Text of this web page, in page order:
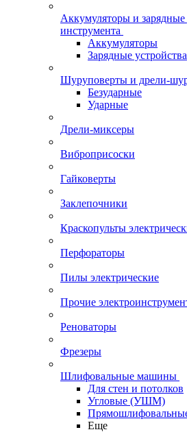
Аккумуляторы и зарядные
инструмента
Аккумуляторы
Зарядные устройства
Шуруповерты и дрели-
Безударные
Ударные
Дрели-миксеры
Виброприсоски
Гайковерты
Заклепочники
Краскопульты
Перфораторы
Пилы электрические
Прочие
Реноваторы
Фрезеры
Шлифовальные машины
Для стен и потолков
Угловые (УШМ)
Еще